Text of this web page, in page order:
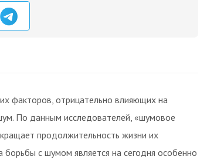
факторов, отрицательно влияющих на
По данным исследователей, «шумовое
продолжительность жизни их
с шумом является на сегодня особенно